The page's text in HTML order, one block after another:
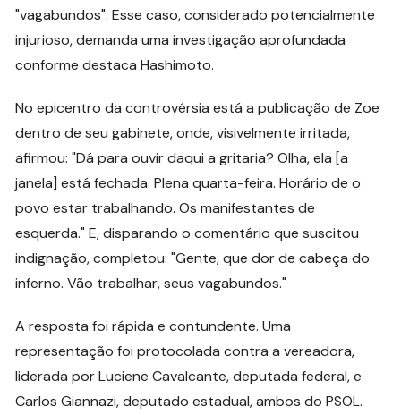
"vagabundos". Esse caso, considerado potencialmente
injurioso, demanda uma investigação aprofundada
conforme destaca Hashimoto.
No epicentro da controvérsia está a publicação de Zoe
dentro de seu gabinete, onde, visivelmente irritada,
afirmou: "Dá para ouvir daqui a gritaria? Olha, ela [a
janela] está fechada. Plena quarta-feira. Horário de o
povo estar trabalhando. Os manifestantes de
esquerda." E, disparando o comentário que suscitou
indignação, completou: "Gente, que dor de cabeça do
inferno. Vão trabalhar, seus vagabundos."
A resposta foi rápida e contundente. Uma
representação foi protocolada contra a vereadora,
liderada por Luciene Cavalcante, deputada federal, e
Carlos Giannazi, deputado estadual, ambos do PSOL.